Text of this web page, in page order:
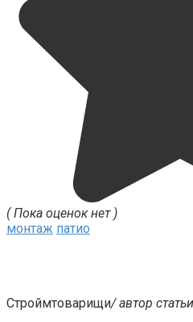
( Пока оценок нет )
монтаж патио
Строймтоварищи/ автор статьи